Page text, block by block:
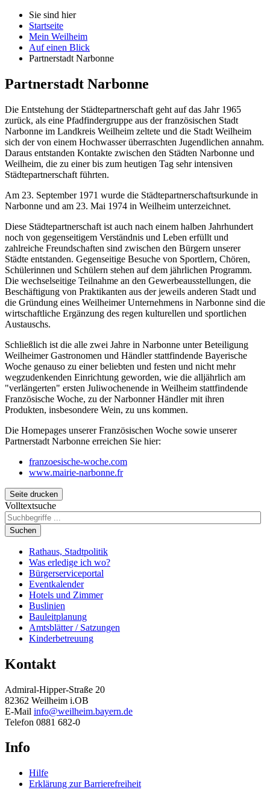
Sie sind hier
Startseite
Mein Weilheim
Auf einen Blick
Partnerstadt Narbonne
Partnerstadt Narbonne
Die Entstehung der Städtepartnerschaft geht auf das Jahr 1965
zurück, als eine Pfadfindergruppe aus der französischen Stadt
Narbonne im Landkreis Weilheim zeltete und die Stadt Weilheim
sich der von einem Hochwasser überraschten Jugendlichen annahm.
Daraus entstanden Kontakte zwischen den Städten Narbonne und
Weilheim, die zu einer bis zum heutigen Tag sehr intensiven
Städtepartnerschaft führten.
Am 23. September 1971 wurde die Städtepartnerschaftsurkunde in
Narbonne und am 23. Mai 1974 in Weilheim unterzeichnet.
Diese Städtepartnerschaft ist auch nach einem halben Jahrhundert
noch von gegenseitigem Verständnis und Leben erfüllt und
zahlreiche Freundschaften sind zwischen den Bürgern unserer
Städte entstanden. Gegenseitige Besuche von Sportlern, Chören,
Schülerinnen und Schülern stehen auf dem jährlichen Programm.
Die wechselseitige Teilnahme an den Gewerbeausstellungen, die
Beschäftigung von Praktikanten aus der jeweils anderen Stadt und
die Gründung eines Weilheimer Unternehmens in Narbonne sind die
wirtschaftliche Ergänzung des regen kulturellen und sportlichen
Austauschs.
Schließlich ist die alle zwei Jahre in Narbonne unter Beteiligung
Weilheimer Gastronomen und Händler stattfindende Bayerische
Woche genauso zu einer beliebten und festen und nicht mehr
wegzudenkenden Einrichtung geworden, wie die alljährlich am
"verlängerten" ersten Juliwochenende in Weilheim stattfindende
Französische Woche, zu der Narbonner Händler mit ihren
Produkten, insbesondere Wein, zu uns kommen.
Die Homepages unserer Französischen Woche sowie unserer
Partnerstadt Narbonne erreichen Sie hier:
franzoesische-woche.com
www.mairie-narbonne.fr
Seite drucken
Volltextsuche
Suchen
Rathaus, Stadtpolitik
Was erledige ich wo?
Bürgerserviceportal
Eventkalender
Hotels und Zimmer
Buslinien
Bauleitplanung
Amtsblätter / Satzungen
Kinderbetreuung
Kontakt
Admiral-Hipper-Straße 20
82362 Weilheim i.OB
E-Mail info@weilheim.bayern.de
Telefon 0881 682-0
Info
Hilfe
Erklärung zur Barrierefreiheit